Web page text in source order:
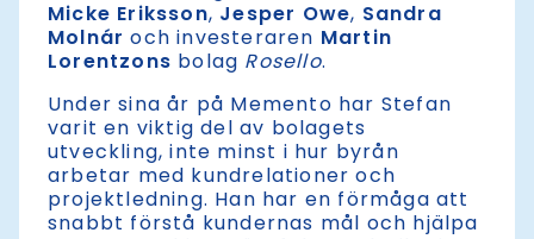
Micke Eriksson, Jesper Owe, Sandra
Molnár och investeraren Martin
Lorentzons bolag Rosello.
Under sina år på Memento har Stefan
varit en viktig del av bolagets
utveckling, inte minst i hur byrån
arbetar med kundrelationer och
projektledning. Han har en förmåga att
snabbt förstå kundernas mål och hjälpa